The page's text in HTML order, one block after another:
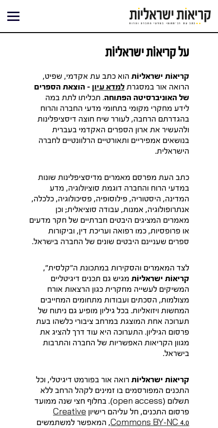
לתוכן
על קריאוֹת ישראליוֹת
קריאוֹת ישראליוֹת הוא כתב עת אקדמי, שפיט,
הרואה אור במסגרת למדא עיון – הוצאת הספרים
של האוניברסיטה הפתוחה. תכליתו לתת במה
לידע מחקרי מקומי בתחומי מדעי החברה והרוח
בהגדרתם הרחבה, לעורר שיח חוצה דיסציפלינות
ולהעשיר את ארון הספרים האקדמי בעברית
בנושאים אמפיריים ותאורטיים הרלוונטיים לחברה
הישראלית.
כתב העת מפרסם מאמרים מדיסציפלינות שונות
במדעי הרוח והחברה דוגמת סוציולוגיה, מדע
המדינה, היסטוריה, פילוסופיה, פסיכולוגיה, כלכלה,
אנתרופולוגיה, אמנות, עבודה סוציאלית; וכן
מאמרים המציגים היבטים חברתיים של חקר מדעים
או פרופסיות, כמו רפואה ועריכת דין, וביקורות
ספרים שעניינם היבטים שונים של החברה בישראל.
לצד המאמרים והסקירות במתכונת ה"קלסית",
קריאוֹת ישראליוֹת מגיש גם תכנים דיגיטליים
המשיקים לעשייה מחקרית כגון הרצאות אורח
מצולמות, הסכתים ועבודות מתחומים המחייבים
המחשות ויזואליות. בכל גיליון מופיע גם ניתוח של
תערוכה אחת המוצגת במרחב ציבורי כלשהו בעת
פרסום הגיליון. התערוכה היא עוד דרך להציג את
מגוון הקריאות האפשריות של החברה והתרבות
בישראל.
קריאוֹת ישראליוֹת רואה אור בפורמט דיגיטלי, וכל
התכנים המפורסמים בו זמינים לקהל הרחב ללא
תשלום (open access). בחלוף חצי שנה ממועד
פרסום התכנים, חל עליהם רישיון Creative
Commons BY-NC 4.0, המאפשר למשתמשים